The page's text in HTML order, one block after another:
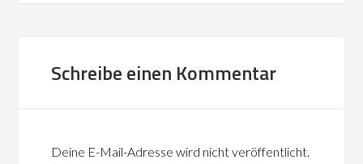
Schreibe einen Kommentar
Deine E-Mail-Adresse wird nicht veröffentlicht.